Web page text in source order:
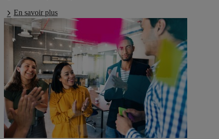
En savoir plus